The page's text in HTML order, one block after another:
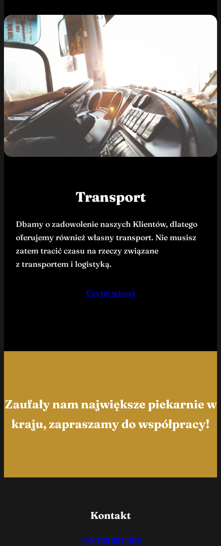
Transport
Dbamy o zadowolenie naszych Klientów, dlatego
oferujemy również własny transport. Nie musisz
zatem tracić czasu na rzeczy związane
z transportem i logistyką.
Czytaj więcej
Zaufały nam największe piekarnie w
kraju, zapraszamy do współpracy!
Kontakt
+48 733 397 093